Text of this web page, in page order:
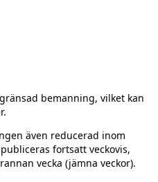
bemanning, vilket kan
även reducerad inom
fortsatt veckovis,
vecka (jämna veckor).